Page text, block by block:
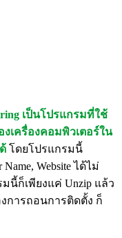
เป็นโปรแกรมที่ใช้
เครื่องคอมพิวเตอร์ใน
โดยโปรแกรมนี้
Website ได้ไม่
นี้ก็เพียงแค่ Unzip แล้ว
การถอนการติดตั้ง ก็